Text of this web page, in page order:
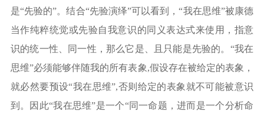
是“先验的”。结合“先验演绎”可以看到，“我在思维”被康德
当作纯粹统觉或先验自我意识的同义表达式来使用，指意
识的统一性、同一性，那么它是、且只能是先验的。“我在
思维”必须能够伴随我的所有表象,假设存在被给定的表象，
就必然要预设“我在思维”,否则给定的表象就不可能被意识
到。因此“我在思维”是一个“同一命题，进而是一个分析命